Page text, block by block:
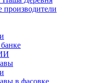
производители
в фасовке